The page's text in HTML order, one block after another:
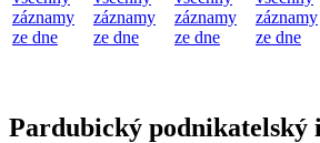
záznamy
ze dne
záznamy
ze dne
záznamy
ze dne
záznamy
ze dne
Pardubický podnikatelský